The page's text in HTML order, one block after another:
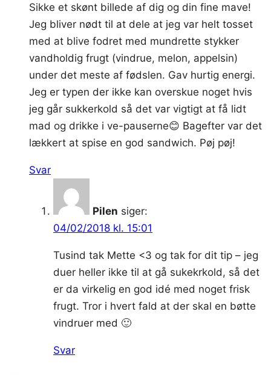
Sikke et skønt billede af dig og din fine mave!
Jeg bliver nødt til at dele at jeg var helt tosset
med at blive fodret med mundrette stykker
vandholdig frugt (vindrue, melon, appelsin)
under det meste af fødslen. Gav hurtig energi.
Jeg er typen der ikke kan overskue noget hvis
jeg går sukkerkold så det var vigtigt at få lidt
mad og drikke i ve-pauserne😊 Bagefter var det
lækkert at spise en god sandwich. Pøj pøj!
Svar
Pilen siger:
04/02/2018 kl. 15:01
Tusind tak Mette <3 og tak for dit tip – jeg
duer heller ikke til at gå sukekrkold, så det
er da virkelig en god idé med noget frisk
frugt. Tror i hvert fald at der skal en bøtte
vindruer med 🙂
Svar